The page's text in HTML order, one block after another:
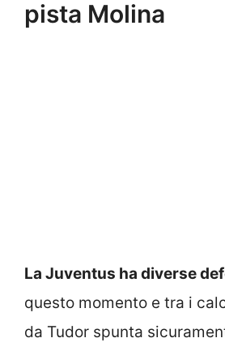
pista Molina
La Juventus ha diverse
questo momento e tra i
da Tudor spunta